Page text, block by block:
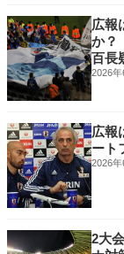
広報
か？
百長
2026年
広報
ート
2026年
2大